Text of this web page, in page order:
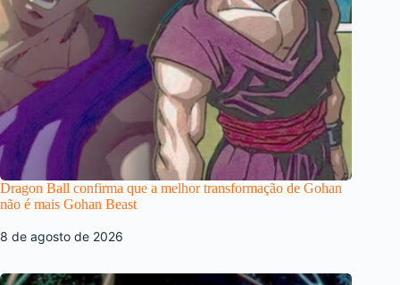
Dragon Ball confirma que a melhor transformação de Gohan
não é mais Gohan Beast
8 de agosto de 2026